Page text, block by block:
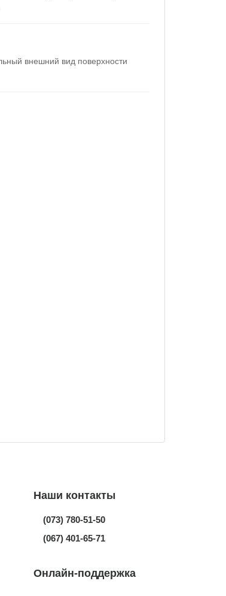
внешний вид поверхности
Наши контакты
(073) 780-51-50
(067) 401-65-71
Онлайн-поддержка